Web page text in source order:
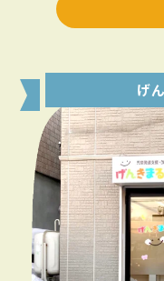
げ